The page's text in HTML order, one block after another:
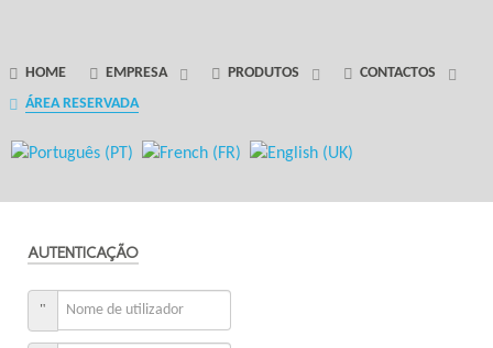
HOME EMPRESA PRODUTOS
CONTACTOS
ÁREA RESERVADA
GANTRY 5 PARTICLE
Error while rendering particle.
AUTENTICAÇÃO
Nome de utilizador